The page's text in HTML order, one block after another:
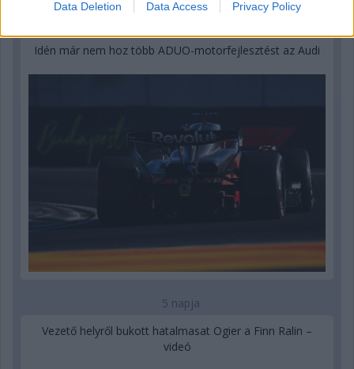
Data Deletion Data Access Privacy Policy
Idén már nem hoz több ADUO-motorfejlesztést az Audi
5 napja
Vezető helyről bukott hatalmasat Ogier a Finn Ralin –
videó